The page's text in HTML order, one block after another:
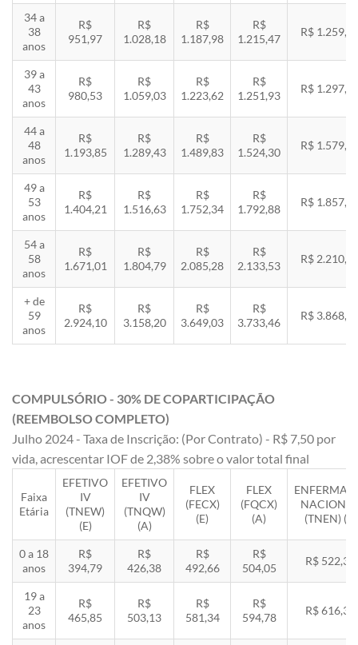
34 a
38
anos
R$
951,97
R$
1.028,18
R$
1.187,98
R$
1.215,47
R$
39 a
43
anos
R$
980,53
R$
1.059,03
R$
1.223,62
R$
1.251,93
R$
44 a
48
anos
R$
1.193,85
R$
1.289,43
R$
1.489,83
R$
1.524,30
R$
49 a
53
anos
R$
1.404,21
R$
1.516,63
R$
1.752,34
R$
1.792,88
R$
54 a
58
anos
R$
1.671,01
R$
1.804,79
R$
2.085,28
R$
2.133,53
R$
+ de
59
anos
R$
2.924,10
R$
3.158,20
R$
3.649,03
R$
3.733,46
R$
COMPULSÓRIO - 30% DE COPARTICIPAÇÃO
(REEMBOLSO COMPLETO)
Julho 2024 - Taxa de Inscrição: (Por Contrato) - R$ 7,50 por
vida, acrescentar IOF de 2,38% sobre o valor total final
Faixa
Etária
EFETIVO
IV
(TNEW)
(E)
EFETIVO
IV
(TNQW)
(A)
FLEX
(FECX)
(E)
FLEX
(FQCX)
(A)
(TNEN) (E)
0 a 18
anos
R$
394,79
R$
426,38
R$
492,66
R$
504,05
R$ 522,33
19 a
23
anos
R$
465,85
R$
503,13
R$
581,34
R$
594,78
R$ 616,35